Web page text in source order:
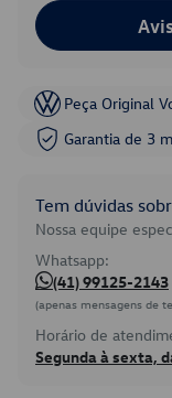
Peça Original
Garantia de 3
Tem dúvidas
Nossa equipe
Whatsapp:
(41) 99125-2143
(apenas mensagens de
Horário de
Segunda à sexta,